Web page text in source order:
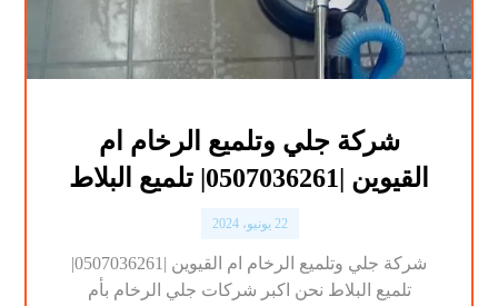
شركة جلي وتلميع الرخام ام
القيوين |0507036261| تلميع البلاط
22 يونيو، 2024
شركة جلي وتلميع الرخام ام القيوين |0507036261|
تلميع البلاط نحن اكبر شركات جلي الرخام بأم